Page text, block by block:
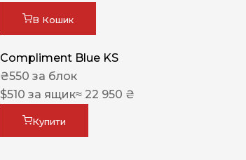
В Кошик
Compliment Blue KS
₴550 за блок
$510 за ящик≈ 22 950 ₴
Купити